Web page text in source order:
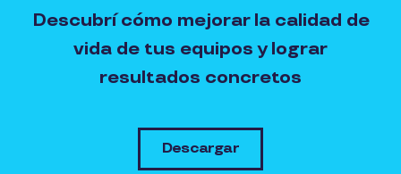
Descubrí cómo mejorar la calidad de
vida de tus equipos y lograr
resultados concretos
Descargar